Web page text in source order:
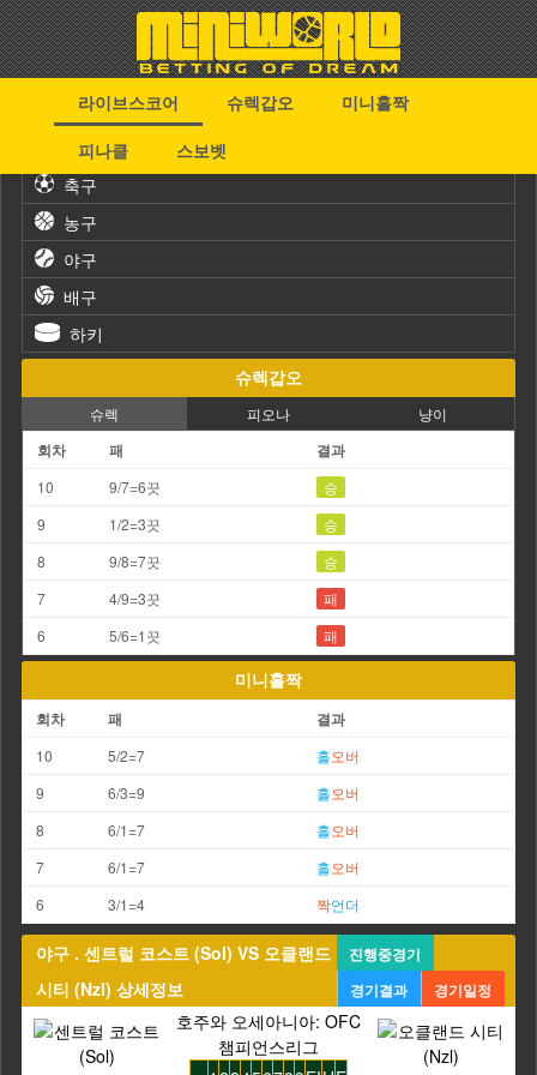
라이브스코어 슈렉갑오
미니홀짝
피나클
스보벳
축구
농구
야구
배구
하키
슈렉갑오
슈렉 피오나 냥이
회차 패 결과
10 9/7=6끗
승
9
1/2=3끗
승
8
9/8=7끗
승
7
4/9=3끗
패
6
5/6=1끗 패
미니홀짝
회차 패 결과
10 5/2=7 홀오버
9
6/3=9 홀오버
8
6/1=7 홀오버
7
6/1=7 홀오버
6
3/1=4 짝언더
야구 . 센트럴 코스트 (Sol) VS 오클랜드
시티 (Nzl) 상세정보
진행중경기
경기결과
경기일정
호주와 오세아니아: OFC
챔피언스리그